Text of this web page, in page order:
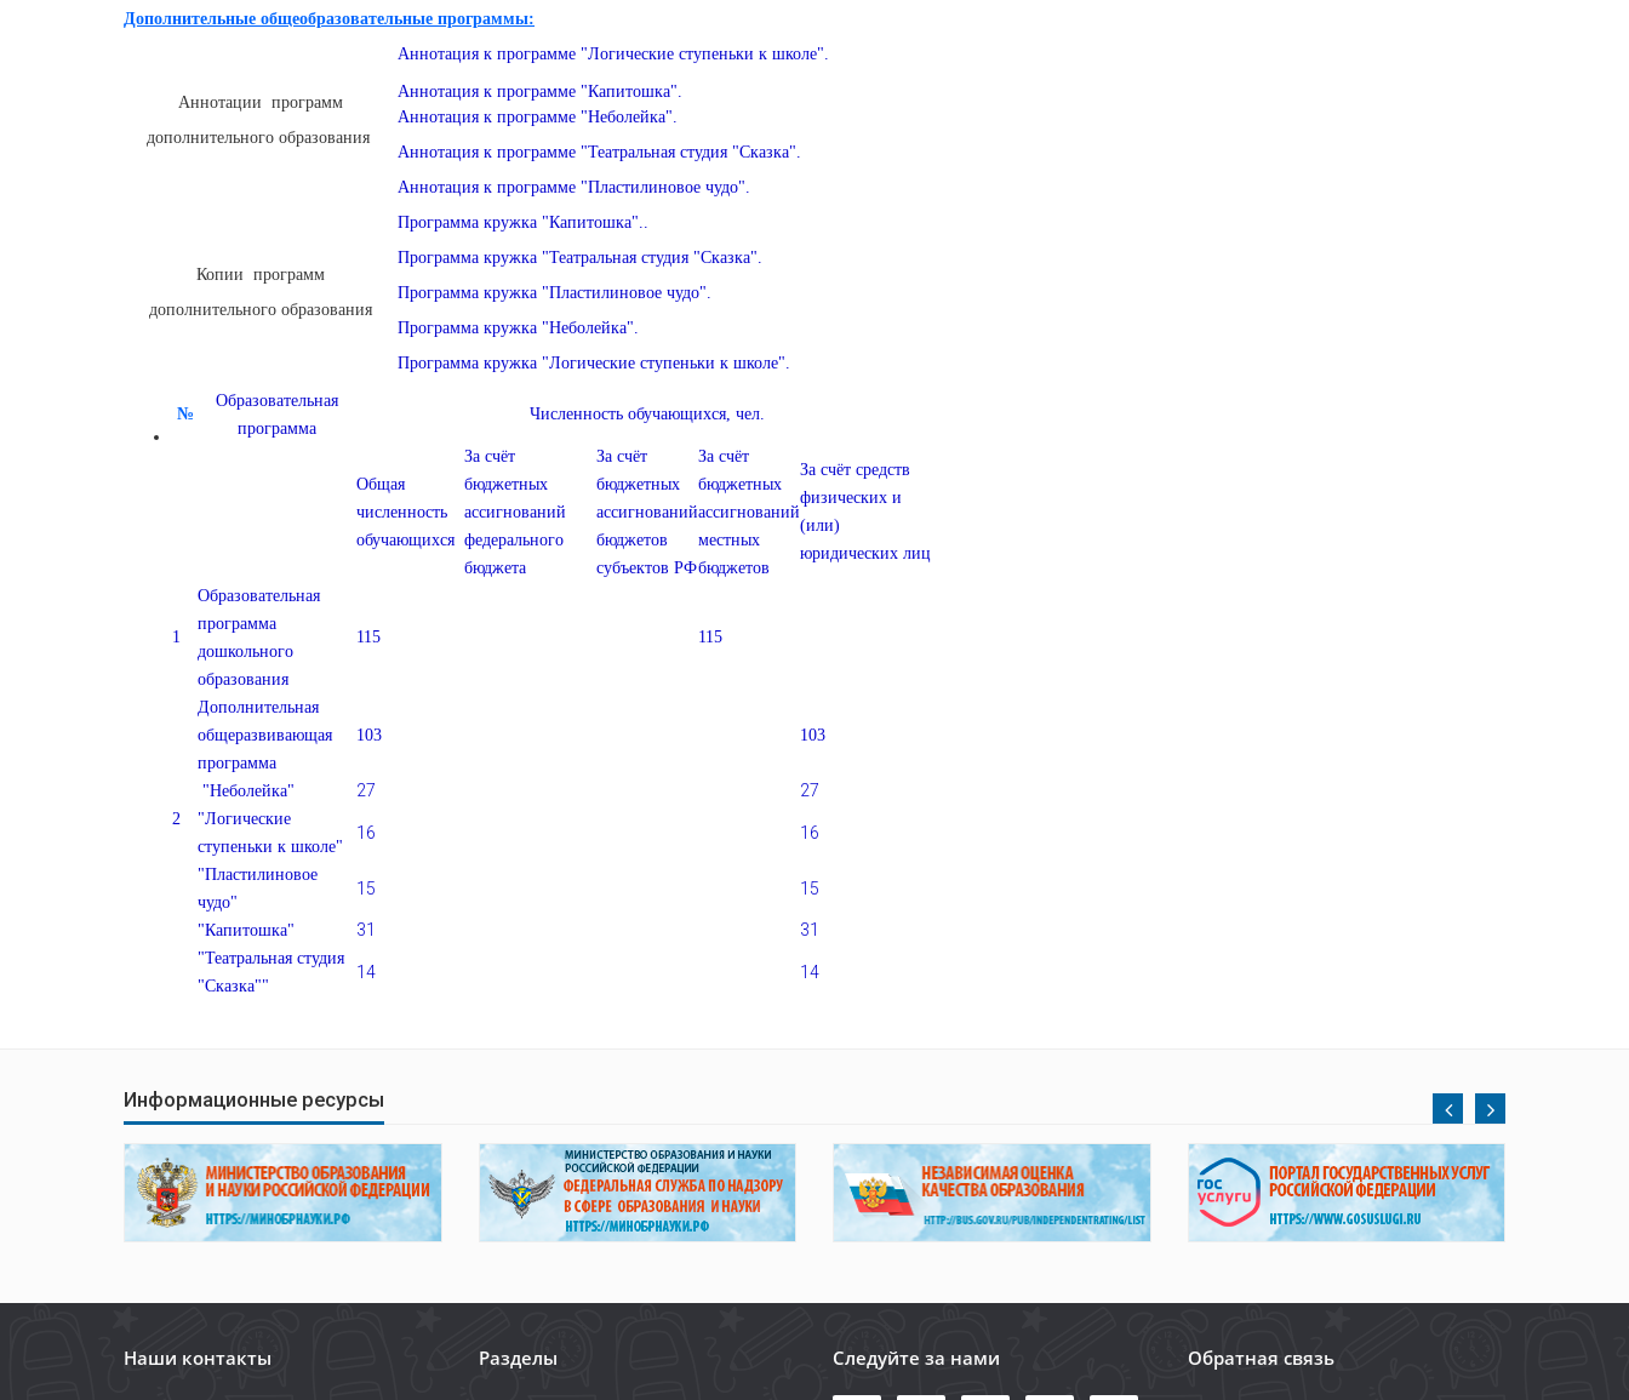
Дополнительные общеобразовательные программы:
Аннотации программ
дополнительного образования
Аннотация к программе "Логические ступеньки к школе".
Аннотация к программе "Капитошка".
Аннотация к программе "Неболейка".
Аннотация к программе "Театральная студия "Сказка".
Аннотация к программе "Пластилиновое чудо".
Копии программ
дополнительного образования
Программа кружка "Капитошка"..
Программа кружка "Театральная студия "Сказка".
Программа кружка "Пластилиновое чудо".
Программа кружка "Неболейка".
Программа кружка "Логические ступеньки к школе".
№
Образовательная
программа
Численность обучающихся, чел.
Общая
численность
обучающихся
За счёт
бюджетных
ассигнований
федерального
бюджета
За счёт
бюджетных
ассигнований
бюджетов
субъектов РФ
За счёт
бюджетных
ассигнований
местных
бюджетов
За счёт средств
физических и
(или)
юридических лиц
1
Образовательная
программа
дошкольного
образования
115 115
2
Дополнительная
общеразвивающая
программа
103 103
"Неболейка" 27 27
"Логические
ступеньки к школе"
16 16
"Пластилиновое
чудо"
15 15
"Капитошка" 31 31
"Театральная студия
"Сказка""
14 14
Информационные ресурсы
Наши контакты Разделы Следуйте за нами Обратная связь